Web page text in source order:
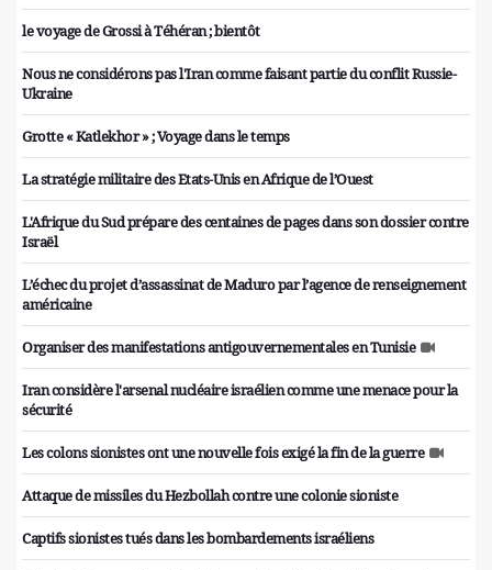
le voyage de Grossi à Téhéran ; bientôt
Nous ne considérons pas l'Iran comme faisant partie du conflit Russie-
Ukraine
Grotte « Katlekhor » ; Voyage dans le temps
La stratégie militaire des Etats-Unis en Afrique de l’Ouest
L'Afrique du Sud prépare des centaines de pages dans son dossier contre
Israël
L’échec du projet d’assassinat de Maduro par l’agence de renseignement
américaine
Organiser des manifestations antigouvernementales en Tunisie
Iran considère l'arsenal nucléaire israélien comme une menace pour la
sécurité
Les colons sionistes ont une nouvelle fois exigé la fin de la guerre
Attaque de missiles du Hezbollah contre une colonie sioniste
Captifs sionistes tués dans les bombardements israéliens